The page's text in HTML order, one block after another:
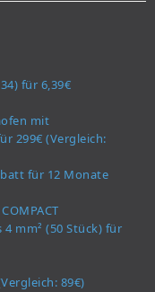
für 6,39€
mit
299€ (Vergleich:
für 12 Monate
mm² (50 Stück) für
89€)